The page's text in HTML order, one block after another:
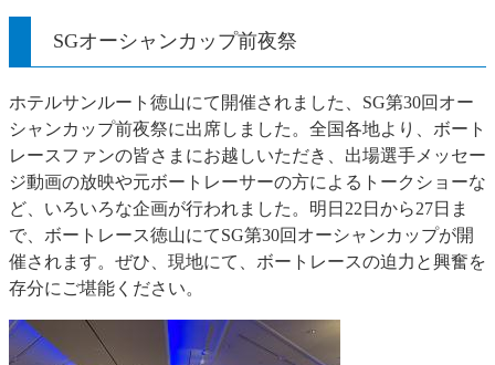
SGオーシャンカップ前夜祭
ホテルサンルート徳山にて開催されました、SG第30回オー
シャンカップ前夜祭に出席しました。全国各地より、ボート
レースファンの皆さまにお越しいただき、出場選手メッセー
ジ動画の放映や元ボートレーサーの方によるトークショーな
ど、いろいろな企画が行われました。明日22日から27日ま
で、ボートレース徳山にてSG第30回オーシャンカップが開
催されます。ぜひ、現地にて、ボートレースの迫力と興奮を
存分にご堪能ください。